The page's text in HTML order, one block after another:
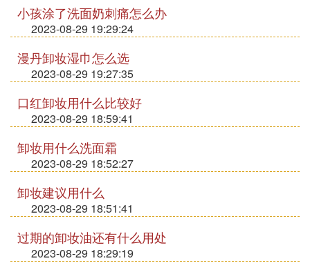
小孩涂了洗面奶刺痛怎么办
2023-08-29 19:29:24
漫丹卸妆湿巾怎么选
2023-08-29 19:27:35
口红卸妆用什么比较好
2023-08-29 18:59:41
卸妆用什么洗面霜
2023-08-29 18:52:27
卸妆建议用什么
2023-08-29 18:51:41
过期的卸妆油还有什么用处
2023-08-29 18:29:19